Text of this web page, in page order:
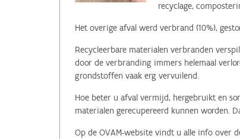
recyclage,
Het overige afval werd verbrand (10%),
Recycleerbare materialen verbranden
door de verbranding immers helemaal
grondstoffen vaak erg vervuilend.
Hoe beter u afval vermijd, hergebruikt en
materialen gerecupereerd kunnen worden.
Op de OVAM-website vindt u alle info over